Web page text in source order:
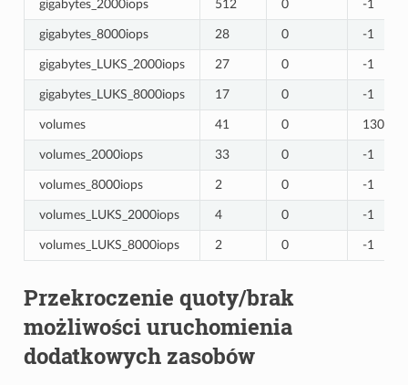
gigabytes_2000iops 512 0 -1
gigabytes_8000iops 28 0 -1
gigabytes_LUKS_2000iops 27 0 -1
gigabytes_LUKS_8000iops 17 0 -1
volumes 41 0 130
volumes_2000iops 33 0 -1
volumes_8000iops 2 0 -1
volumes_LUKS_2000iops 4 0 -1
volumes_LUKS_8000iops 2 0 -1
Przekroczenie quoty/brak
możliwości uruchomienia
dodatkowych zasobów